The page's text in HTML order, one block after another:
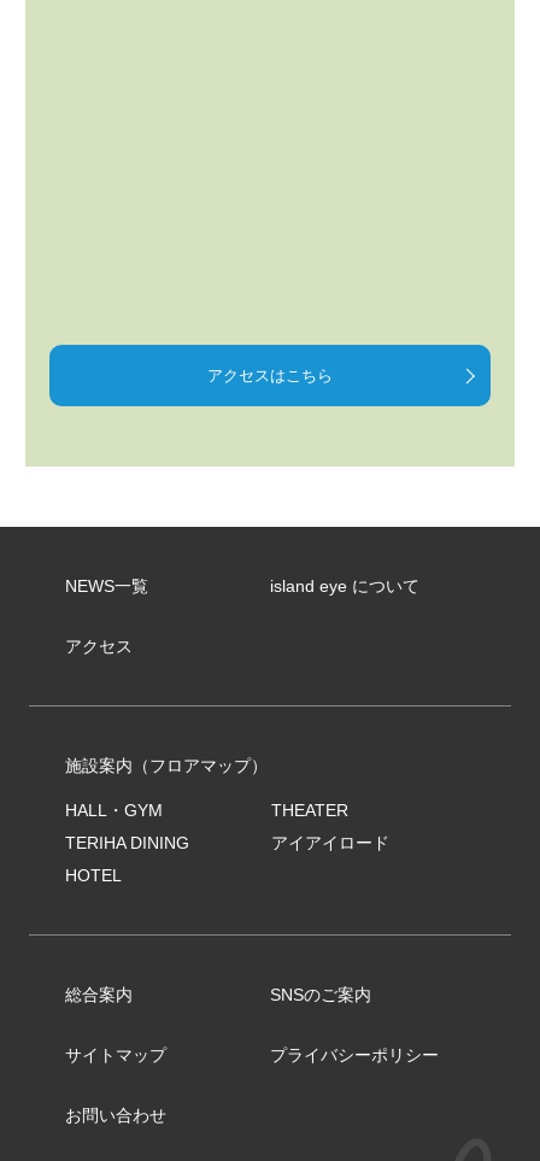
アクセスはこちら
NEWS一覧 island eye について
アクセス
施設案内（フロアマップ）
HALL・GYM
THEATER
TERIHA DINING
アイアイロード
HOTEL
総合案内 SNSのご案内
サイトマップ プライバシーポリシー
お問い合わせ